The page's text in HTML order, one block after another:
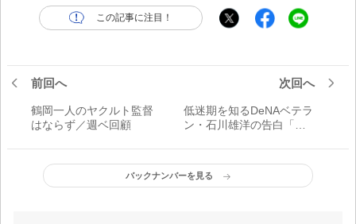
この記事に注目！
前回へ
鶴岡一人のヤクルト監督
はならず／週ベ回顧
次回へ
低迷期を知るDeNAベテラ
ン・石川雄洋の告白「昔
今は幸せ」
バックナンバーを見る